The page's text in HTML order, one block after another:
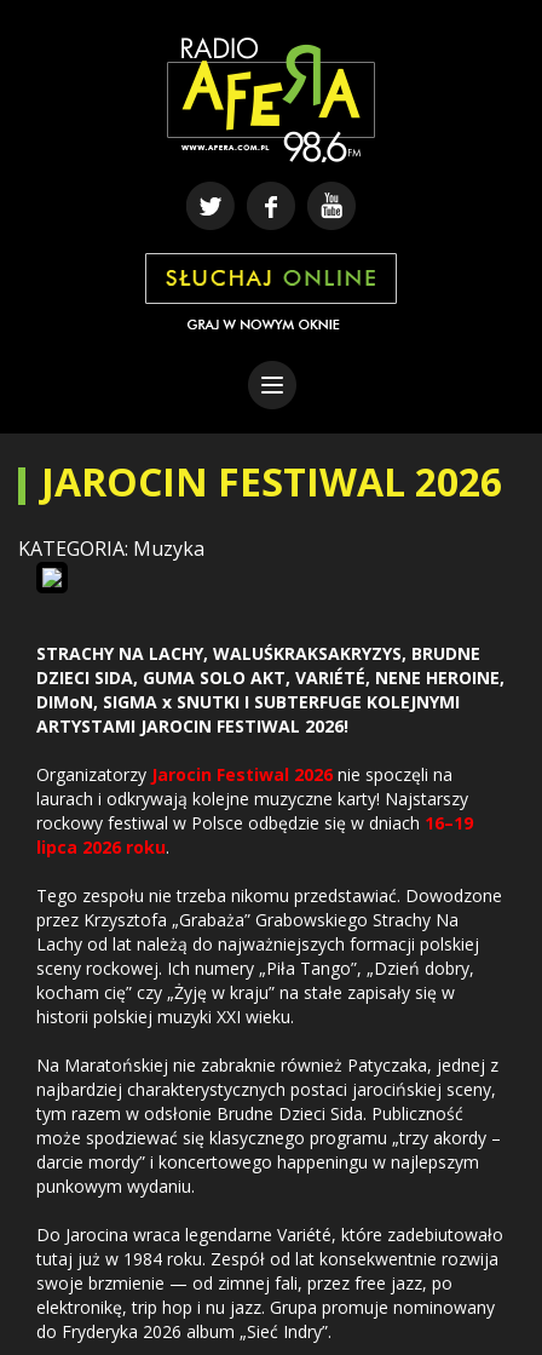
JAROCIN FESTIWAL 2026
KATEGORIA: Muzyka
STRACHY NA LACHY, WALUŚKRAKSAKRYZYS, BRUDNE
DZIECI SIDA, GUMA SOLO AKT, VARIÉTÉ, NENE HEROINE,
DIMoN, SIGMA x SNUTKI I SUBTERFUGE KOLEJNYMI
ARTYSTAMI JAROCIN FESTIWAL 2026!
Organizatorzy Jarocin Festiwal 2026 nie spoczęli na
laurach i odkrywają kolejne muzyczne karty! Najstarszy
rockowy festiwal w Polsce odbędzie się w dniach 16–19
lipca 2026 roku.
Tego zespołu nie trzeba nikomu przedstawiać. Dowodzone
przez Krzysztofa „Grabaża” Grabowskiego Strachy Na
Lachy od lat należą do najważniejszych formacji polskiej
sceny rockowej. Ich numery „Piła Tango”, „Dzień dobry,
kocham cię” czy „Żyję w kraju” na stałe zapisały się w
historii polskiej muzyki XXI wieku.
Na Maratońskiej nie zabraknie również Patyczaka, jednej z
najbardziej charakterystycznych postaci jarocińskiej sceny,
tym razem w odsłonie Brudne Dzieci Sida. Publiczność
może spodziewać się klasycznego programu „trzy akordy –
darcie mordy” i koncertowego happeningu w najlepszym
punkowym wydaniu.
Do Jarocina wraca legendarne Variété, które zadebiutowało
tutaj już w 1984 roku. Zespół od lat konsekwentnie rozwija
swoje brzmienie — od zimnej fali, przez free jazz, po
elektronikę, trip hop i nu jazz. Grupa promuje nominowany
do Fryderyka 2026 album „Sieć Indry”.